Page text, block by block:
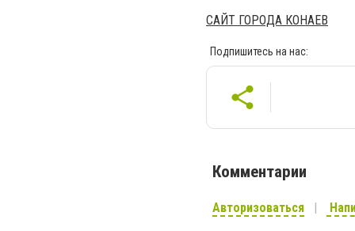
САЙТ ГОРОДА КОНАЕВ
Подпишитесь на нас:
Комментарии
Авторизоваться